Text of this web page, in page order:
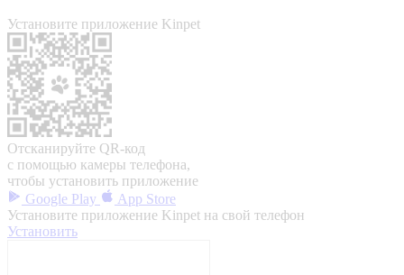
Установите приложение Kinpet
Отсканируйте QR-код
с помощью камеры телефона,
чтобы установить приложение
Google Play
App Store
Установите приложение Kinpet на свой телефон
Установить